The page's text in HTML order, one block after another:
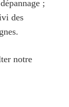
;
des
notre